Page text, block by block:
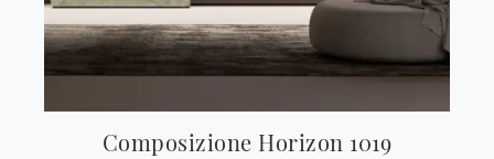
Composizione Horizon 1019